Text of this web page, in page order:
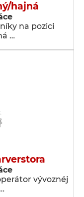
hajná
na pozici
…
vývoznéj